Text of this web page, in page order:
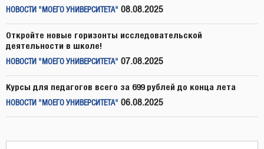
НОВОСТИ "МОЕГО УНИВЕРСИТЕТА" 08.08.2025
Откройте новые горизонты исследовательской
деятельности в школе!
НОВОСТИ "МОЕГО УНИВЕРСИТЕТА" 07.08.2025
Курсы для педагогов всего за 699 рублей до конца лета
НОВОСТИ "МОЕГО УНИВЕРСИТЕТА" 06.08.2025